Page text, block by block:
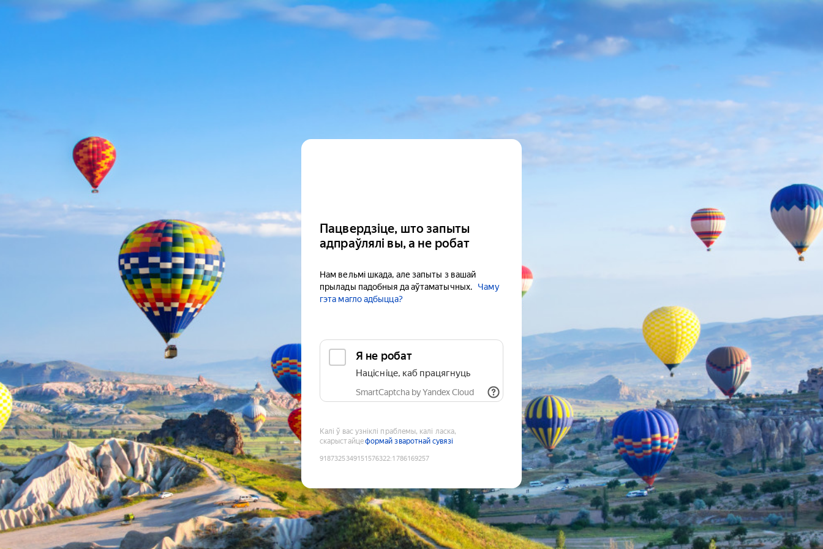
Пацвердзіце, што запыты
адпраўлялі вы, а не робат
Нам вельмі шкада, але запыты з вашай
прылады падобныя да аўтаматычных.
Чаму
гэта магло адбыцца?
Я не робат
Націсніце, каб працягнуць
SmartCaptcha by Yandex Cloud
Калі ў вас узніклі праблемы, калі ласка,
скарыстайцеформай зваротнай сувязі
9187325349151576322:1786169257